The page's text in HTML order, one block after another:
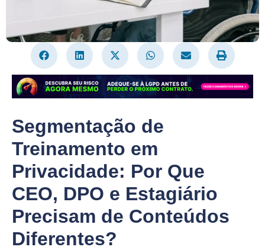
Segmentação de
Treinamento em
Privacidade: Por Que
CEO, DPO e Estagiário
Precisam de Conteúdos
Diferentes?